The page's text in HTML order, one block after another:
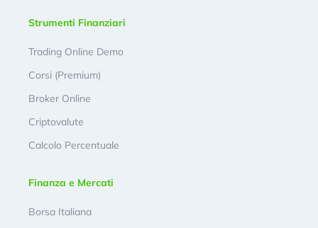
Strumenti Finanziari
Trading Online Demo
Corsi (Premium)
Broker Online
Criptovalute
Calcolo Percentuale
Finanza e Mercati
Borsa Italiana